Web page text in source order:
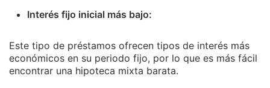
Interés fijo inicial más bajo:
Este tipo de préstamos ofrecen tipos de interés más
económicos en su periodo fijo, por lo que es más fácil
encontrar una hipoteca mixta barata.